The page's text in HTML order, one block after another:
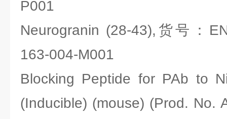
P001
Neurogranin (28-43),货号：
163-004-M001
Blocking Peptide for PAb to
(Inducible) (mouse) (Prod. No.